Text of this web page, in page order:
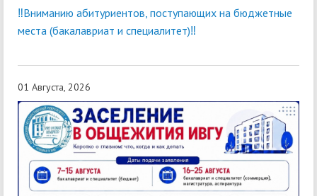
‼Вниманию абитуриентов, поступающих на бюджетные
места (бакалавриат и специалитет)‼
01 Августа, 2026